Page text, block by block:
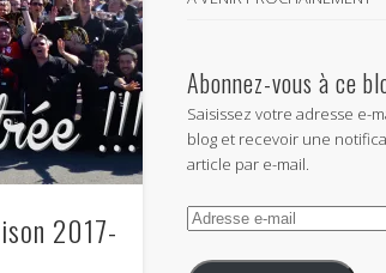
2017-
Abonnez-vous à ce
Saisissez votre adresse e-
blog et recevoir une
article par e-mail.
Adresse
mail